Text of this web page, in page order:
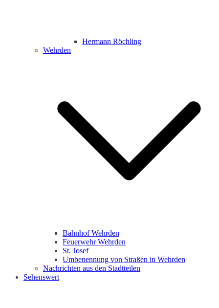
Hermann Röchling
Wehrden
Bahnhof Wehrden
Feuerwehr Wehrden
St. Josef
Umbenennung von Straßen in Wehrden
Nachrichten aus den Stadtteilen
Sehenswert